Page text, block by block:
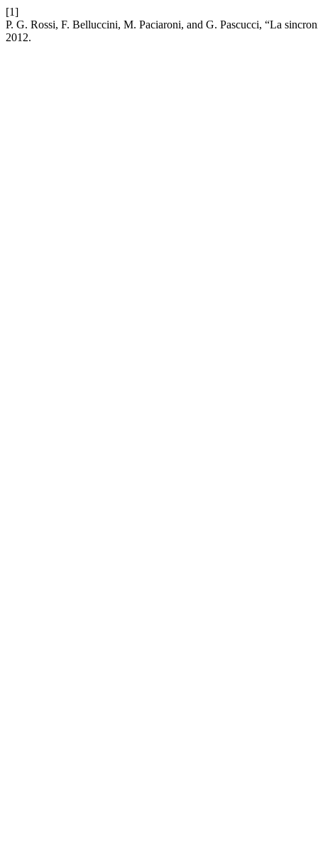
[1]
P. G. Rossi, F. Belluccini, M. Paciaroni, and G. Pascucci, “La
2012.